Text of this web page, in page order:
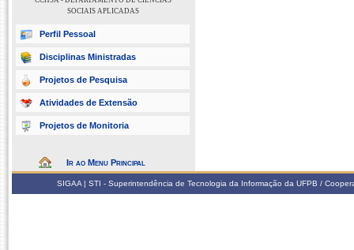
SOCIAIS APLICADAS
Perfil Pessoal
Disciplinas Ministradas
Projetos de Pesquisa
Atividades de Extensão
Projetos de Monitoria
Ir ao Menu Principal
SIGAA | STI - Superintendência de Tecnologia da Informação da UFPB /